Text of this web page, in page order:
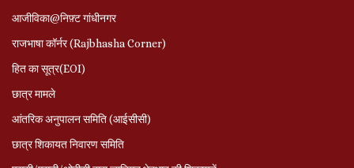
आजीविका@निफ़्ट गांधीनगर
राजभाषा कॉर्नर (Rajbhasha Corner)
हित का सूत्र(EOI)
छात्र मामले
आंतरिक अनुपालन समिति (आईसीसी)
छात्र शिकायत निवारण समिति